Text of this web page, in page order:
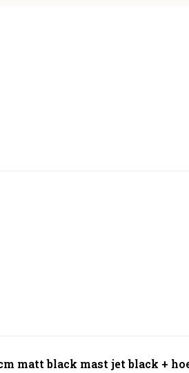
matt black mast jet black +